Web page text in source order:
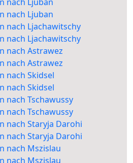
nach Ljuban
nach Ljachawitschy
nach Ljachawitschy
nach Astrawez
nach Astrawez
nach Skidsel
nach Skidsel
nach Tschawussy
nach Tschawussy
nach Staryja Darohi
nach Staryja Darohi
nach Mszislau
nach Mszislau